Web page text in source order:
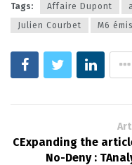
Tags: Affaire Dupont
Julien Courbet
M6
CExpanding the
No-Deny :